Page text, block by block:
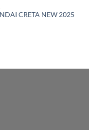
CRETA NEW 2025